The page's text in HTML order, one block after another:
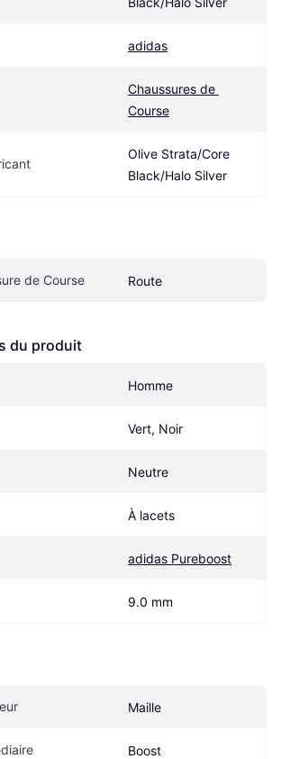
adidas
Chaussures de
Course
Olive Strata/Core
Black/Halo Silver
de Course Route
du produit
Homme
Vert, Noir
Neutre
À lacets
adidas Pureboost
9.0 mm
Maille
Boost